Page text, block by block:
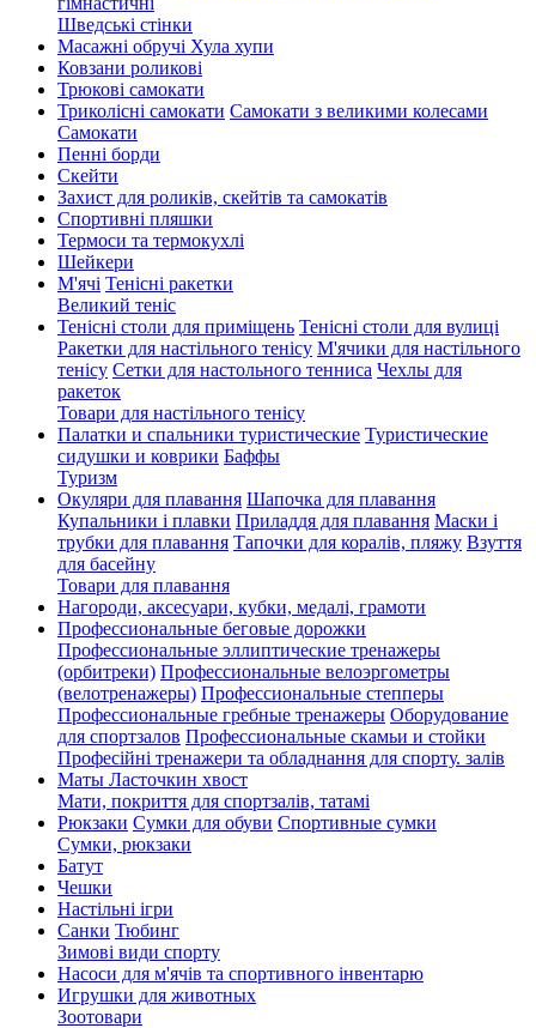
Шведські стінки
Масажні обручі Хула хупи
Ковзани роликові
Трюкові самокати
Триколісні самокати Самокати з великими колесами
Cамокати
Пенні борди
Скейти
Захист для роликів, скейтів та самокатів
Спортивні пляшки
Термоси та термокухлі
Шейкери
М'ячі Тенісні ракетки
Великий теніс
Тенісні столи для приміщень Тенісні столи для вулиці
Ракетки для настільного тенісу М'ячики для настільного
тенісу Сетки для настольного тенниса Чехлы для
ракеток
Товари для настільного тенісу
Палатки и спальники туристические Туристические
сидушки и коврики Баффы
Туризм
Окуляри для плавання Шапочка для плавання
Купальники і плавки Приладдя для плавання Маски і
трубки для плавання Тапочки для коралів, пляжу Взуття
для басейну
Товари для плавання
Нагороди, аксесуари, кубки, медалі, грамоти
Профессиональные беговые дорожки
Профессиональные эллиптические тренажеры
(орбитреки) Профессиональные велоэргометры
(велотренажеры) Профессиональные cтепперы
Профессиональные гребные тренажеры Оборудование
для спортзалов Профессиональные скамьи и стойки
Професійні тренажери та обладнання для спорту. залів
Маты Ласточкин хвост
Мати, покриття для спортзалів, татамі
Рюкзаки Сумки для обуви Спортивные сумки
Сумки, рюкзаки
Батут
Чешки
Настільні ігри
Санки Тюбинг
Зимові види спорту
Насоси для м'ячів та спортивного інвентарю
Игрушки для животных
Зоотовари